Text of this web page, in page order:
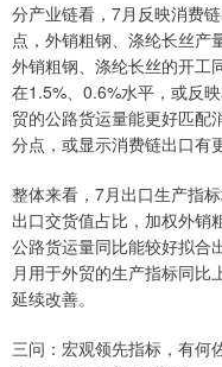
分产业链看，7月反映消费
点，外销粗钢、涤纶长丝产
外销粗钢、涤纶长丝的开工
在1.5%、0.6%水平，或反
贸的公路货运量能更好匹配
分点，或显示消费链出口有
整体来看，7月出口生产指
出口交货值占比，加权外销
公路货运量同比能较好拟合
月用于外贸的生产指标同比
延续改善。
三问：宏观领先指标，有何